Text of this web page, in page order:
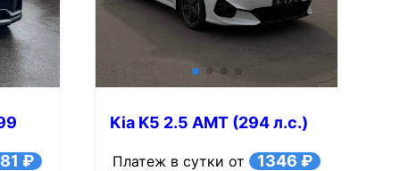
Смотреть все фото
₽
Kia K5 2.5 AMT (294 л.с.)
Платеж в сутки от 1346 ₽